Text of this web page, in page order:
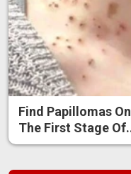
Find Papillomas
The First Stage